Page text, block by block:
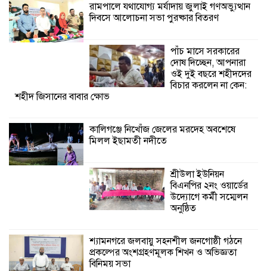
শ্রীউলা ইউনিয়ন
অনুষ্ঠিত
শ্যামনগরে জলবায়ু সহনশীল জনগোষ্ঠী গঠনে
প্রকল্পের অংশগ্রহণমূলক শিখন ও অভিজ্ঞতা
শ্যামনগরে বনবিভাগ ও সিএমসির সাথে
রামপালে যথাযোগ্য মর্যাদায় জুলাই গণঅভ্যুত্থান
দিবসে আলোচনা সভা পুরষ্কার বিতরণ
পাঁচ মাসে সরকারের
দোষ দিচ্ছেন, আপনারা
ওই দুই বছরে শহীদদের
বিচার করলেন না কেন:
শহীদ জিসানের বাবার ক্ষোভ
কালিগঞ্জে নিখোঁজ জেলের মরদেহ অবশেষে
মিলল ইছামতী নদীতে
শ্রীউলা ইউনিয়ন
বিএনপির ২নং ওয়ার্ডের
উদ্যোগে কর্মী সম্মেলন
অনুষ্ঠিত
শ্যামনগরে জলবায়ু সহনশীল জনগোষ্ঠী গঠনে
প্রকল্পের অংশগ্রহণমূলক শিখন ও অভিজ্ঞতা
বিনিময় সভা